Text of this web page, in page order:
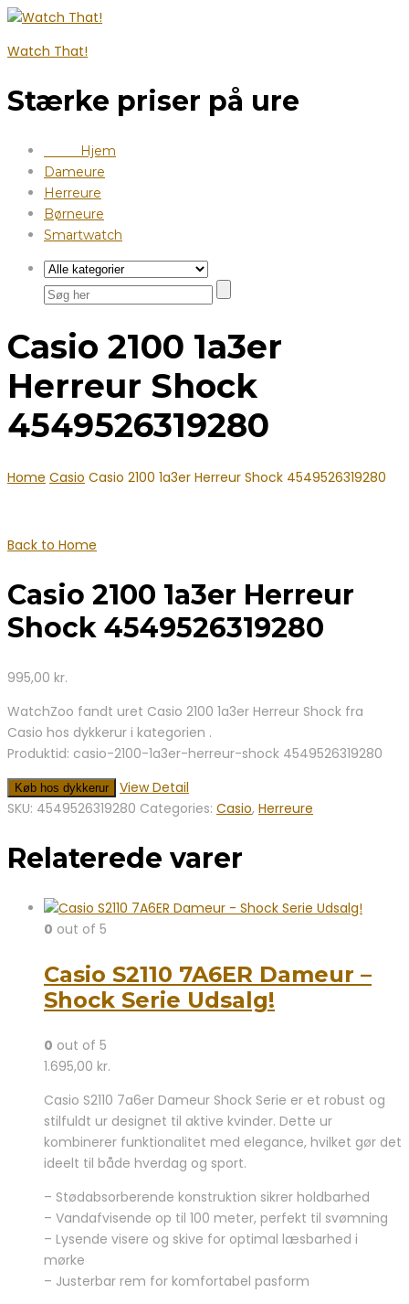
Watch That!
Stærke priser på ure
Hjem
Dameure
Herreure
Børneure
Smartwatch
Casio 2100 1a3er
Herreur Shock
4549526319280
Home Casio Casio 2100 1a3er Herreur Shock 4549526319280
Back to Home
Casio 2100 1a3er Herreur
Shock 4549526319280
995,00 kr.
WatchZoo fandt uret Casio 2100 1a3er Herreur Shock fra
Casio hos dykkerur i kategorien .
Produktid: casio-2100-1a3er-herreur-shock 4549526319280
Køb hos dykkerur
View Detail
SKU: 4549526319280 Categories: Casio, Herreure
Relaterede varer
0 out of 5
Casio S2110 7A6ER Dameur –
Shock Serie Udsalg!
0 out of 5
1.695,00 kr.
Casio S2110 7a6er Dameur Shock Serie er et robust og
stilfuldt ur designet til aktive kvinder. Dette ur
kombinerer funktionalitet med elegance, hvilket gør det
ideelt til både hverdag og sport.
– Stødabsorberende konstruktion sikrer holdbarhed
– Vandafvisende op til 100 meter, perfekt til svømning
– Lysende visere og skive for optimal læsbarhed i
mørke
– Justerbar rem for komfortabel pasform